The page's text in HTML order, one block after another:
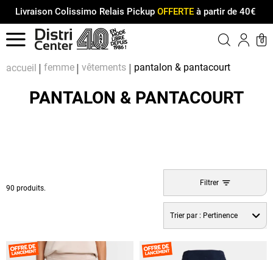
Livraison Colissimo Relais Pickup OFFERTEà partir de 40€
Menu
0
accueil femme vêtements pantalon & pantacourt
PANTALON & PANTACOURT
90 produits.
Filtrer
Trier par : Pertinence